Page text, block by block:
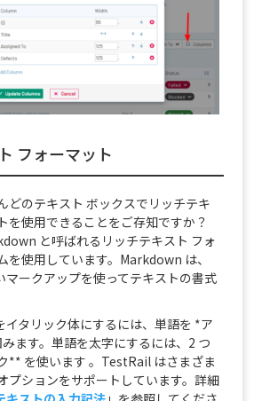
フォーマット
どのテキスト ボックスでリッチテキ
を使用できることをご存知ですか？
と呼ばれるリッチテキスト フォ
を使用しています。Markdown は、
マークアップを使ってテキストの書式
イタリック体にするには、単語を *ア
ます。単語を太字にするには、2 つ
** を使います 。TestRail はさまざま
プションをサポートしています。詳細